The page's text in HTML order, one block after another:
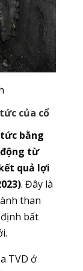
của cổ
bằng
từ
quả lợi
. Đây là
than
bất
TVD ở